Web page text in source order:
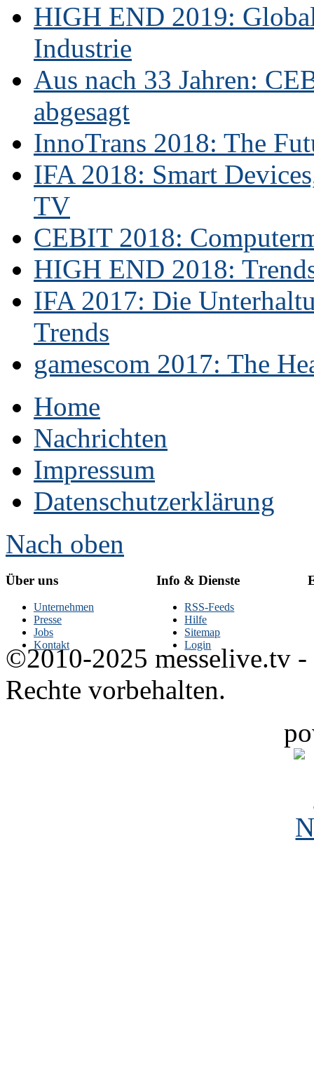
HIGH END 2019:
Industrie
Aus nach 33 Jahren:
abgesagt
InnoTrans 2018: The
IFA 2018: Smart
TV
CEBIT 2018:
HIGH END 2018:
IFA 2017: Die
Trends
gamescom 2017: The
Home
Nachrichten
Impressum
Datenschutzerklärung
Nach oben
Über uns
Unternehmen
Presse
Jobs
Kontakt
Info & Dienste
RSS-Feeds
Hilfe
Sitemap
Login
©2010-2025 messelive.tv -
Rechte vorbehalten.